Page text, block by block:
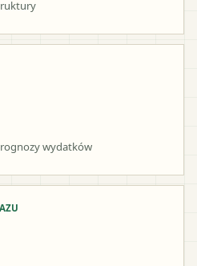
wydatków